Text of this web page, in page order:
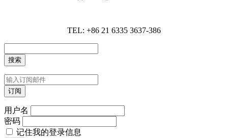
TEL: +86 21 6335 3637-386
用户名
密码
记住我的登录信息